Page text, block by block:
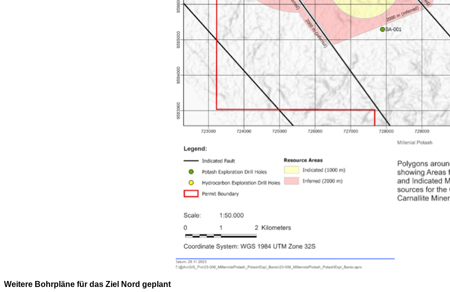
Weitere Bohrpläne für das Ziel Nord geplant